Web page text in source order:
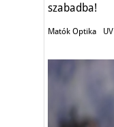
szabadba!
Matók Optika UV